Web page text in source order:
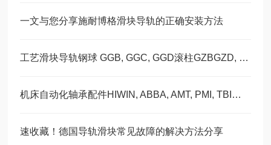
一文与您分享施耐博格滑块导轨的正确安装方法
工艺滑块导轨钢球 GGB, GGC, GGD滚柱GZBGZD, GZV，GGBC/GZBC
机床自动化轴承配件HIWIN, ABBA, AMT, PMI, TBI滑块导轨丝杠
速收藏！德国导轨滑块常见故障的解决方法分享